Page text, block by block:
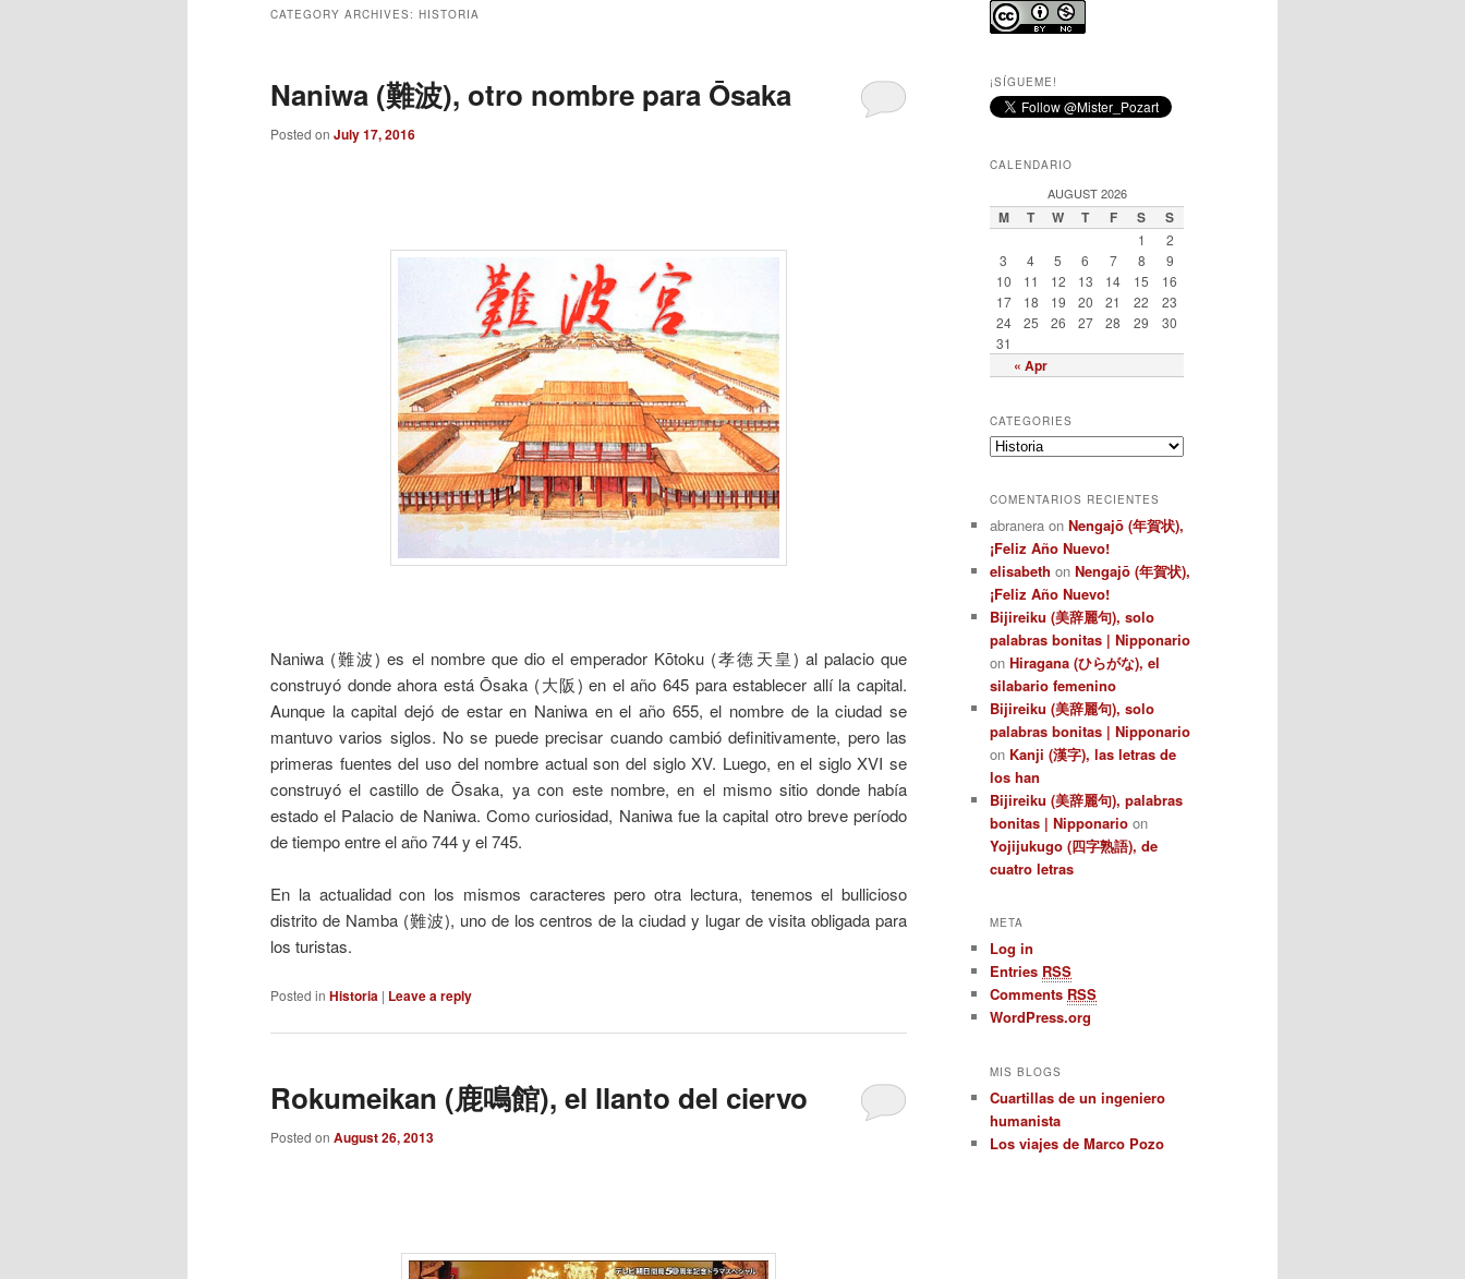
content
content
CATEGORY ARCHIVES: HISTORIA
Naniwa (難波), otro nombre para Ōsaka
Posted on July 17, 2016
Naniwa (難波) es el nombre que dio el emperador Kōtoku (孝徳天皇) al palacio que
construyó donde ahora está Ōsaka (大阪) en el año 645 para establecer allí la capital.
Aunque la capital dejó de estar en Naniwa en el año 655, el nombre de la ciudad se
mantuvo varios siglos. No se puede precisar cuando cambió definitivamente, pero las
primeras fuentes del uso del nombre actual son del siglo XV. Luego, en el siglo XVI se
construyó el castillo de Ōsaka, ya con este nombre, en el mismo sitio donde había
estado el Palacio de Naniwa. Como curiosidad, Naniwa fue la capital otro breve período
de tiempo entre el año 744 y el 745.
En la actualidad con los mismos caracteres pero otra lectura, tenemos el bullicioso
distrito de Namba (難波), uno de los centros de la ciudad y lugar de visita obligada para
los turistas.
Posted in Historia | Leave a reply
Rokumeikan (鹿鳴館), el llanto del ciervo
Posted on August 26, 2013
¡SÍGUEME!
CALENDARIO
AUGUST 2026
M T W T F S S
« Apr
1
2
3
4 5 6 7 8
9
10
11 12 13 14 15
16
17
18 19 20 21 22
23
24
25 26 27 28 29
30
31
CATEGORIES
C
e
g
o
r
i
e
COMENTARIOS RECIENTES
abranera on Nengajō (年賀状),
¡Feliz Año Nuevo!
elisabeth on Nengajō (年賀状),
¡Feliz Año Nuevo!
Bijireiku (美辞麗句), solo
palabras bonitas | Nipponario
on Hiragana (ひらがな), el
silabario femenino
Bijireiku (美辞麗句), solo
palabras bonitas | Nipponario
on Kanji (漢字), las letras de
los han
Bijireiku (美辞麗句), palabras
bonitas | Nipponario on
Yojijukugo (四字熟語), de
cuatro letras
META
Log in
Entries RSS
Comments RSS
WordPress.org
MIS BLOGS
Cuartillas de un ingeniero
humanista
Los viajes de Marco Pozo